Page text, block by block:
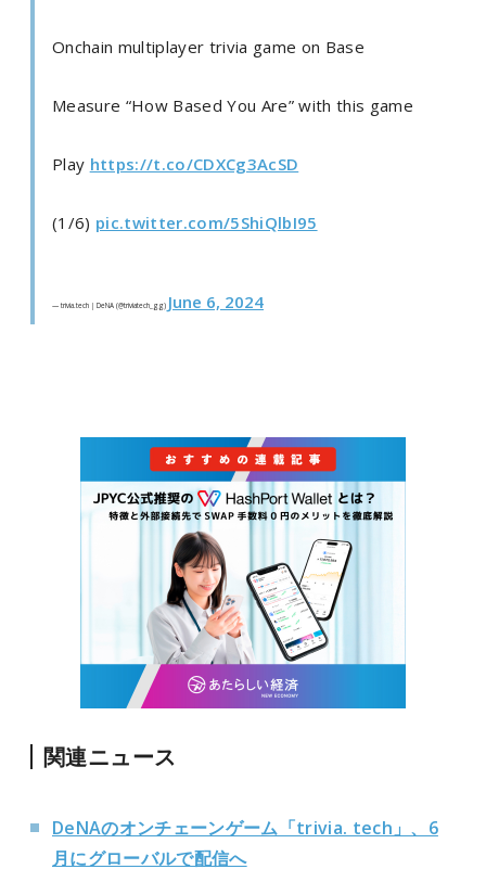
Onchain multiplayer trivia game on Base
Measure “How Based You Are” with this game
Play https://t.co/CDXCg3AcSD
(1/6) pic.twitter.com/5ShiQlbI95
— trivia.tech | DeNA (@triviatech_gg) June 6, 2024
関連ニュース
DeNAのオンチェーンゲーム「trivia. tech」、6
月にグローバルで配信へ